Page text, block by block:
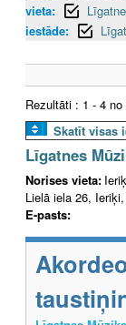
vieta:
iestāde:
Rezultāti : 1 - 4 no
Skatīt visas
Līgatnes
Norises vieta:
Lielā iela 26,
E-pasts: